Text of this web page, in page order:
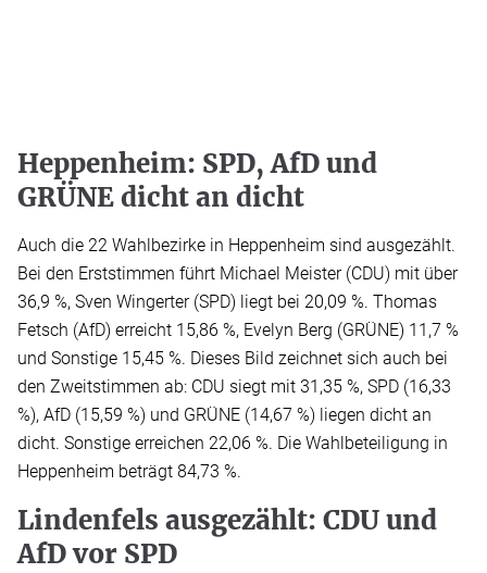
Heppenheim: SPD, AfD und
GRÜNE dicht an dicht
Auch die 22 Wahlbezirke in Heppenheim sind ausgezählt.
Bei den Erststimmen führt Michael Meister (CDU) mit über
36,9 %, Sven Wingerter (SPD) liegt bei 20,09 %. Thomas
Fetsch (AfD) erreicht 15,86 %, Evelyn Berg (GRÜNE) 11,7 %
und Sonstige 15,45 %. Dieses Bild zeichnet sich auch bei
den Zweitstimmen ab: CDU siegt mit 31,35 %, SPD (16,33
%), AfD (15,59 %) und GRÜNE (14,67 %) liegen dicht an
dicht. Sonstige erreichen 22,06 %. Die Wahlbeteiligung in
Heppenheim beträgt 84,73 %.
Lindenfels ausgezählt: CDU und
AfD vor SPD